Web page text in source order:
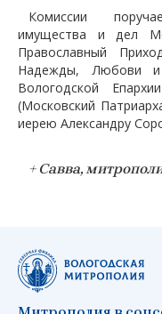
Комиссии
имущества и дел
Православный
Надежды, Любови
Вологодской
(Московский
иерею Александру
+ Савва,